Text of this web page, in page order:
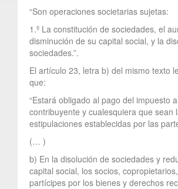
“Son operaciones societarias sujetas:
1.º La constitución de sociedades, el
disminución de su capital social, y la
sociedades.”.
El artículo 23, letra b) del mismo texto
que:
“Estará obligado al pago del impuesto
contribuyente y cualesquiera que sean
estipulaciones establecidas por las
(… )
b) En la disolución de sociedades y
capital social, los socios,
partícipes por los bienes y derechos